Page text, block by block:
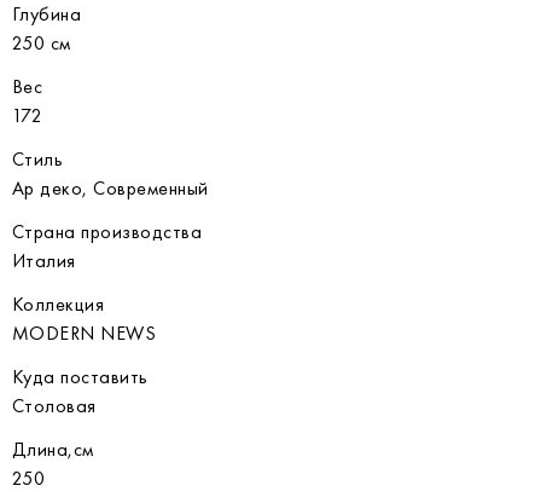
Глубина
250 см
Вес
172
Стиль
Ар деко, Современный
Страна производства
Италия
Коллекция
MODERN NEWS
Куда поставить
Столовая
Длина,см
250